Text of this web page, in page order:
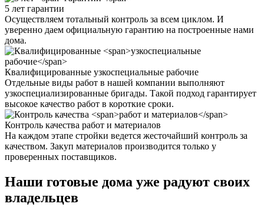
5 лет гарантии
Осуществляем тотальный контроль за всем циклом. И
уверенно даем официальную гарантию на построенные нами
дома.
Квалифицированные узкоспециальные рабочие
Отдельные виды работ в нашей компании выполняют
узкоспециализированные бригады. Такой подход гарантирует
высокое качество работ в короткие сроки.
Контроль качества работ и материалов
На каждом этапе стройки ведется жесточайший контроль за
качеством. Закуп материалов производится только у
проверенных поставщиков.
Наши готовые дома уже радуют своих
владельцев